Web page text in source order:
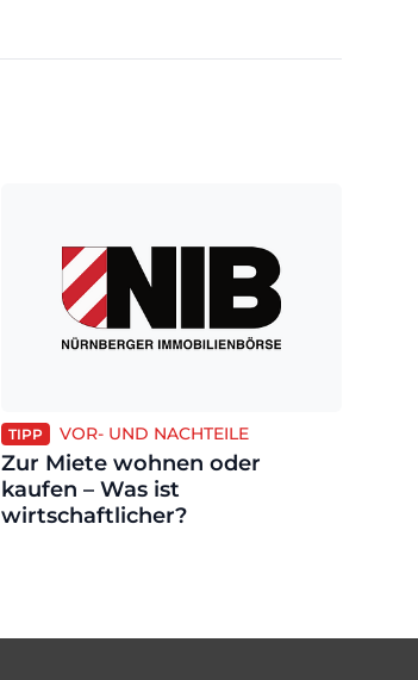
TIPP VOR- UND NACHTEILE
Zur Miete wohnen oder
kaufen – Was ist
wirtschaftlicher?